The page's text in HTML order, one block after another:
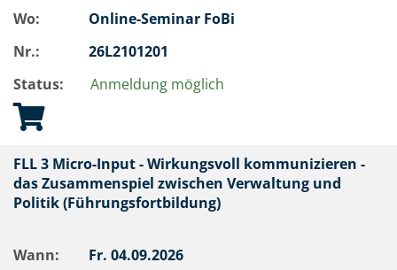
Wo:
Online-Seminar FoBi
Nr.:
26L2101201
Status:
Anmeldung möglich
FLL 3 Micro-Input - Wirkungsvoll kommunizieren -
das Zusammenspiel zwischen Verwaltung und
Politik (Führungsfortbildung)
Wann: Fr. 04.09.2026